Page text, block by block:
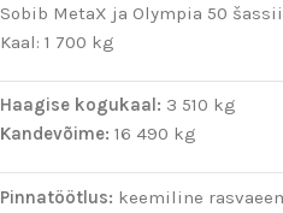
Sobib MetaX ja Olympia 50
Kaal: 1 700 kg
Haagise kogukaal: 3 510 kg
Kandevõime: 16 490 kg
Pinnatöötlus: keemiline